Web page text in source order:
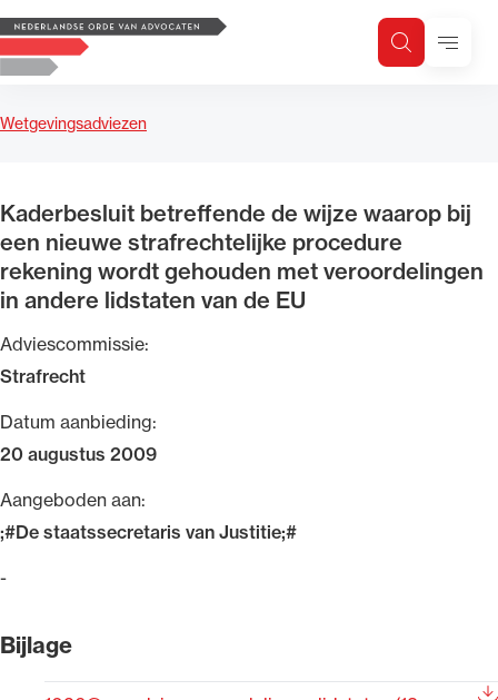
Logo, to the homepage
ZoekenMenu
Wetgevingsadviezen
Kaderbesluit betreffende de wijze waarop bij
een nieuwe strafrechtelijke procedure
rekening wordt gehouden met veroordelingen
in andere lidstaten van de EU
Adviescommissie:
Strafrecht
Datum aanbieding:
20 augustus 2009
Aangeboden aan:
;#De staatssecretaris van Justitie;#
-
Bijlage
Zoeken
Zoek op trefwoord
Uitgelicht